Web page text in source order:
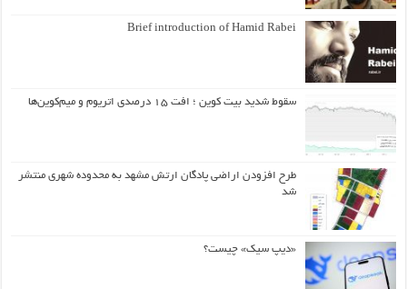
Brief introduction of Hamid Rabei
سقوط شدید بیت کوین ؛ افت ۱۵ درصدی اتریوم و میم‌کوین‌ها
طرح افزودن اراضی پادگان ارتش مشهد به محدوده شهری منتشر
شد
«دیپ سیک» چیست؟